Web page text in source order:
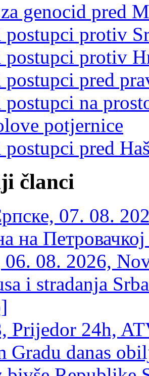
genocid pred
postupci protiv
postupci protiv
postupci pred
postupci na
potjernice
postupci pred
članci
07. 08.
на
06. 08. 2026,
i stradanja
Prijedor 24h,
Gradu danas